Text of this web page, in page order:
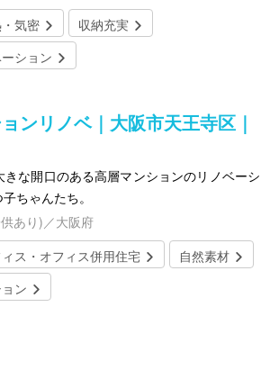
気密
収納充実
ション
ンリノベ｜大阪市天王寺区｜
な開口のある高層マンションのリノベーシ
ちゃんたち。
あり)／大阪府
ス・オフィス併用住宅
自然素材
ン